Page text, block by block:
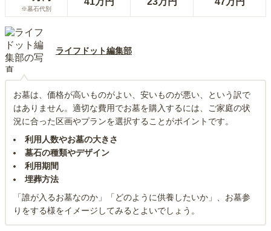
※墓石代別
ライフドット編集部
お墓は、価格が高いものがよい、安いものが悪い、という訳で
はありません。適切な費用でお墓を購入するには、ご家庭の状
況に合った区画やプランを選択することがポイントです。
利用人数やお墓の大きさ
墓石の種類やデザイン
利用期間
埋葬方法
「誰が入るお墓なのか」「どのように供養したいか」、お墓参
りをする様をイメージしてみるとよいでしょう。